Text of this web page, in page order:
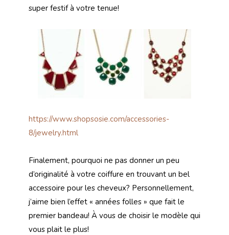
super festif à votre tenue!
https://www.shopsosie.com/accessories-
8/jewelry.html
Finalement, pourquoi ne pas donner un peu
d’originalité à votre coiffure en trouvant un bel
accessoire pour les cheveux? Personnellement,
j’aime bien l’effet « années folles » que fait le
premier bandeau! À vous de choisir le modèle qui
vous plait le plus!